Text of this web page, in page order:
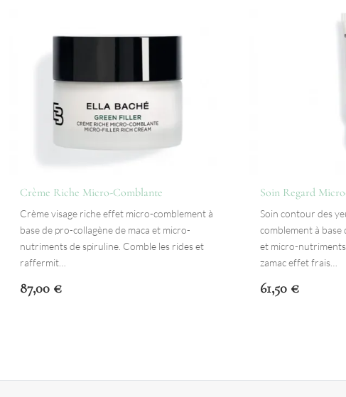
Crème Riche Micro-Comblante
Crème visage riche effet micro-comblement à
base de pro-collagène de maca et micro-
nutriments de spiruline. Comble les rides et
raffermit…
87,00 €
Soin Regard
Soin contour des
comblement à base
et micro-
zamac effet frais…
61,50 €